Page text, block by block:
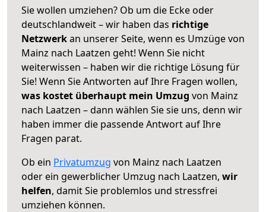
Sie wollen umziehen? Ob um die Ecke oder
deutschlandweit – wir haben das richtige
Netzwerkan unserer Seite, wenn es Umzüge von
Mainz nach Laatzen geht! Wenn Sie nicht
weiterwissen – haben wir die richtige Lösung für
Sie! Wenn Sie Antworten auf Ihre Fragen wollen,
was kostet überhaupt mein Umzug von Mainz
nach Laatzen – dann wählen Sie sie uns, denn wir
haben immer die passende Antwort auf Ihre
Fragen parat.
Ob ein Privatumzug von Mainz nach Laatzen
oder ein gewerblicher Umzug nach Laatzen, wir
helfen, damit Sie problemlos und stressfrei
umziehen können.